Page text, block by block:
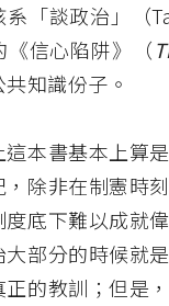
系「談政治」（
《信心陷阱》（
知識份子。
這本書基本上算
，除非在制憲時
度底下難以成就
大部分的時候就
正的教訓；但是